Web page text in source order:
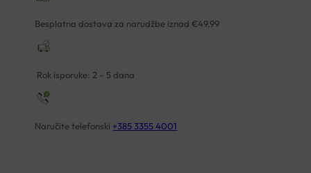
20ML
Besplatna dostava za narudžbe iznad €49,99
Rok isporuke: 2 – 5 dana
Naručite telefonski +385 3355 4001